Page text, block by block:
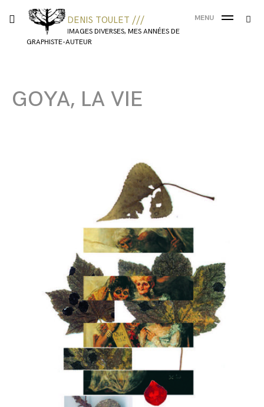
DENIS TOULET ///
IMAGES DIVERSES, MES ANNÉES DE
GRAPHISTE-AUTEUR
MENU
GOYA, LA VIE